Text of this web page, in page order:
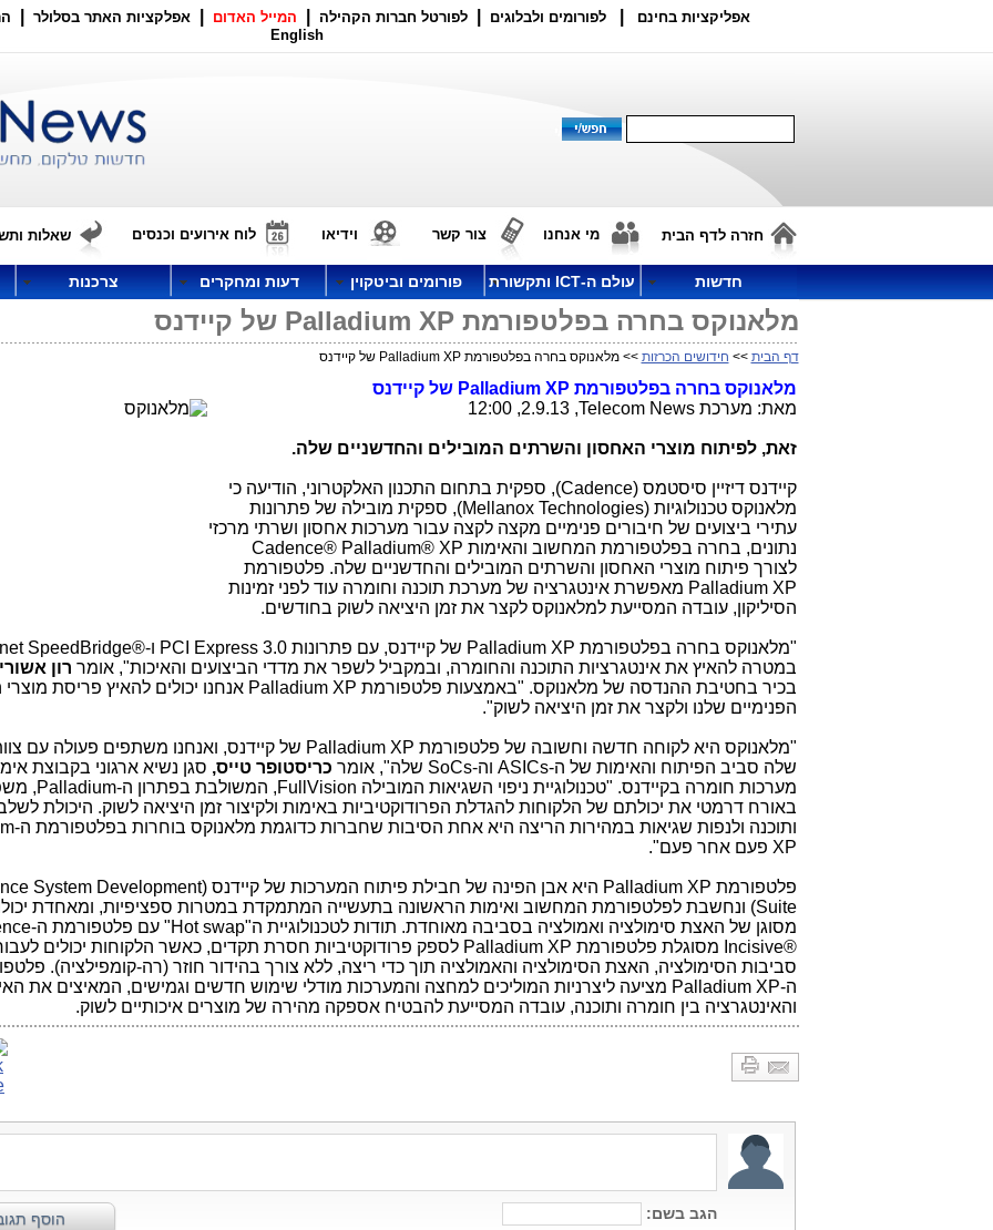
אפליקציות בחינם לפורומים ולבלוגים לפורטל חברות הקהילה המייל האדום אפלקציות האתר בסלולר
English
חזרה לדף הבית מי אנחנו צור קשר וידיאו לוח אירועים וכנסים שאלות
חדשות עולם ה-ICT ותקשורת פורומים וביטקוין דעות ומחקרים צרכנות
מלאנוקס בחרה בפלטפורמת Palladium XP של קיידנס
דף הבית >> חידושים הכרזות >> מלאנוקס בחרה בפלטפורמת Palladium XP של קיידנס
מלאנוקס בחרה בפלטפורמת Palladium XP של קיידנס
מאת: מערכתTelecom News
, 2.9.13, 12:00
זאת, לפיתוח מוצרי האחסון והשרתים המובילים והחדשניים שלה.
קיידנס דיזיין סיסטמס (Cadence), ספקית בתחום התכנון האלקטרוני, הודיעה כי
מלאנוקס טכנולוגיות (Mellanox Technologies), ספקית מובילה של פתרונות
עתירי ביצועים של חיבורים פנימיים מקצה לקצה עבור מערכות אחסון ושרתי מרכזי
נתונים, בחרה בפלטפורמת המחשוב והאימות Cadence® Palladium® XP
לצורך פיתוח מוצרי האחסון והשרתים המובילים והחדשניים שלה. פלטפורמת
Palladium XP מאפשרת אינטגרציה של מערכת תוכנה וחומרה עוד לפני זמינות
הסיליקון, עובדה המסייעת למלאנוקס לקצר את זמן היציאה לשוק בחודשים.
"מלאנוקס בחרה בפלטפורמת Palladium XP של קיידנס, עם פתרונותPCI Express 3.0 ו-SpeedBridge®
במטרה להאיץ את אינטגרציות התוכנה והחומרה, ובמקביל לשפר את מדדי הביצועים והאיכות", אומר רון
בכיר בחטיבת ההנדסה של מלאנוקס. "באמצעות פלטפורמת Palladium XP אנחנו יכולים להאיץ פריסת מוצרי
הפנימיים שלנו ולקצר את זמן היציאה לשוק".
"מלאנוקס היא לקוחה חדשה וחשובה של פלטפורמת Palladium XP של קיידנס, ואנחנו משתפים פעולה עם
שלה סביב הפיתוח והאימות של ה-ASICs וה-SoCs שלה", אומר כריסטופר טייס, סגן נשיא ארגוני בקבוצת
מערכות חומרה בקיידנס. "טכנולוגיית ניפוי השגיאות המובילה FullVision, המשולבת בפתרון ה-Palladium
,
באורח דרמטי את יכולתם של הלקוחות להגדלת הפרודוקטיביות באימות ולקיצור זמן היציאה לשוק. היכולת
ותוכנה ולנפות שגיאות במהירות הריצה היא אחת הסיבות שחברות כדוגמת מלאנוקס בוחרות בפלטפורמת ה-
XP פעם אחר פעם".
פלטפורמת Palladium XP היא אבן הפינה של חבילת פיתוח המערכות של קיידנס (System Development
Suite) ונחשבת לפלטפורמת המחשוב ואימות הראשונה בתעשייה המתמקדת במטרות ספציפיות, ומאחדת
מסוגן של האצת סימולציה ואמולציה בסביבה מאוחדת. תודות לטכנולוגיית ה"Hot swap" עם פלטפורמת ה-
Incisive® מסוגלת פלטפורמת Palladium XP לספק פרודוקטיביות חסרת תקדים, כאשר הלקוחות יכולים
סביבות הסימולציה, האצת הסימולציה והאמולציה תוך כדי ריצה, ללא צורך בהידור חוזר (רה-קומפילציה).
ה-Palladium XP מציעה ליצרניות המוליכים למחצה והמערכות מודלי שימוש חדשים וגמישים, המאיצים את
והאינטגרציה בין חומרה ותוכנה, עובדה המסייעת להבטיח אספקה מהירה של מוצרים איכותיים לשוק.